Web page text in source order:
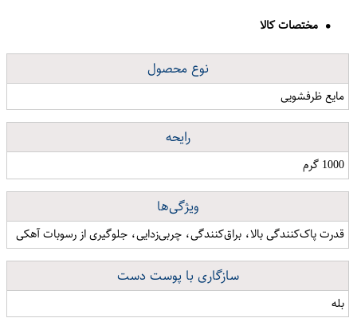
مختصات کالا
نوع محصول
مایع ظرفشویی
رایحه
1000 گرم
ویژگی‌ها
قدرت پاک‌کنندگی بالا، براق‌کنندگی، چربی‌زدایی، جلوگیری از رسوبات آهکی
سازگاری با پوست دست
بله